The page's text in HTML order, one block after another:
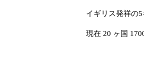
イギリス発祥の5
現在 20 ヶ国